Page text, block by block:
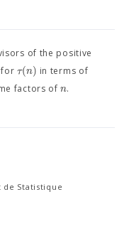
of the positive
for τ(n) in terms of
factors ofn.
de Statistique